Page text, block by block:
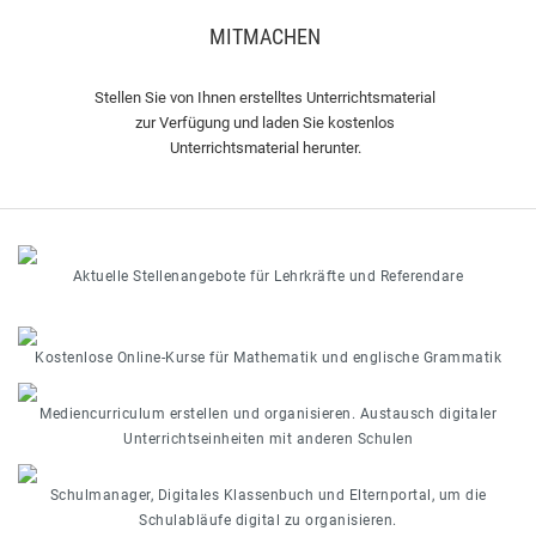
MITMACHEN
Stellen Sie von Ihnen erstelltes Unterrichtsmaterial
zur Verfügung und laden Sie kostenlos
Unterrichtsmaterial herunter.
Aktuelle Stellenangebote für Lehrkräfte und Referendare
Kostenlose Online-Kurse für Mathematik und englische Grammatik
Mediencurriculum erstellen und organisieren. Austausch digitaler
Unterrichtseinheiten mit anderen Schulen
Schulmanager, Digitales Klassenbuch und Elternportal, um die
Schulabläufe digital zu organisieren.